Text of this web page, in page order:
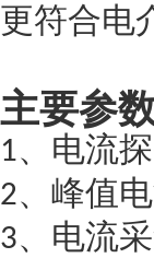
更符合电
主要参数
1、电流
2、峰值电
3、电流